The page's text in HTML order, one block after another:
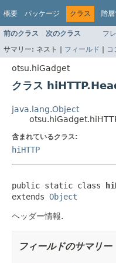
概要 パッケージ クラス 階
前のクラス 次のクラス フ
サマリー: ネスト | フィールド | コ
otsu.hiGadget
クラス
java.lang.Object
含まれているクラス:
hiHTTP
public static class
extends Object
ヘッダー情報.
フィールドのサマリー